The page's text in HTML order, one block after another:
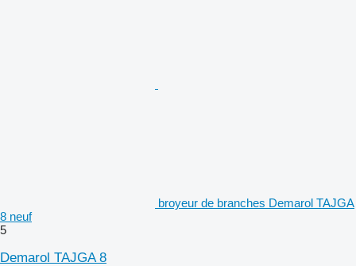
broyeur de branches Demarol TAJGA
8 neuf
5
Demarol TAJGA 8